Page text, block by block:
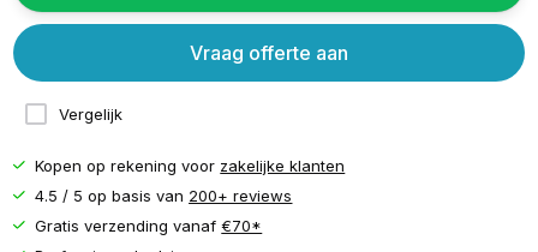
Vergelijk
Vraag offerte aan
Kopen op rekening voor zakelijke klanten
4.5 / 5 op basis van 200+ reviews
Gratis verzending vanaf€70*